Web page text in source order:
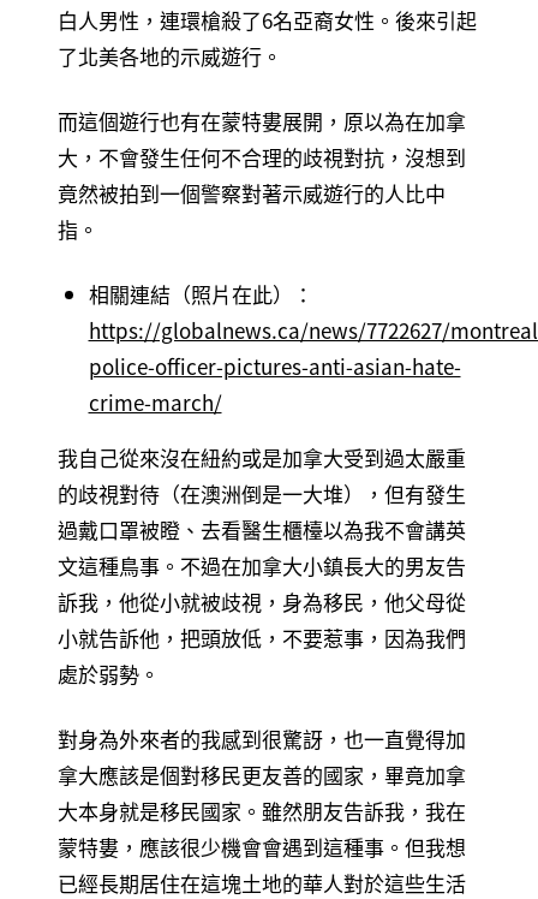
白人男性，連環槍殺了6名亞裔女性。後來引起
了北美各地的示威遊行。
而這個遊行也有在蒙特婁展開，原以為在加拿
大，不會發生任何不合理的歧視對抗，沒想到
竟然被拍到一個警察對著示威遊行的人比中
指。
相關連結（照片在此）：
https://globalnews.ca/news/7722627/
police-officer-pictures-anti-asian-hate-
crime-march/
我自己從來沒在紐約或是加拿大受到過太嚴重
的歧視對待（在澳洲倒是一大堆），但有發生
過戴口罩被瞪、去看醫生櫃檯以為我不會講英
文這種鳥事。不過在加拿大小鎮長大的男友告
訴我，他從小就被歧視，身為移民，他父母從
小就告訴他，把頭放低，不要惹事，因為我們
處於弱勢。
對身為外來者的我感到很驚訝，也一直覺得加
拿大應該是個對移民更友善的國家，畢竟加拿
大本身就是移民國家。雖然朋友告訴我，我在
蒙特婁，應該很少機會會遇到這種事。但我想
已經長期居住在這塊土地的華人對於這些生活